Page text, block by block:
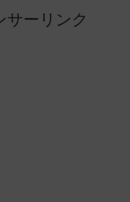
サーリンク